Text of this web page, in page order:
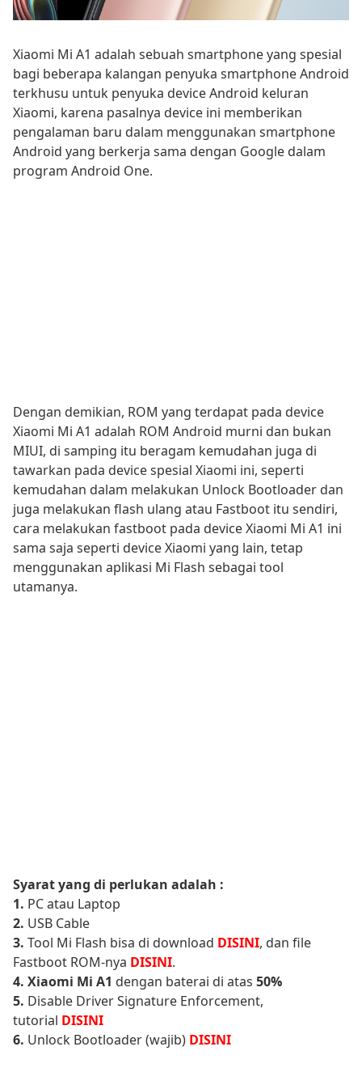
Xiaomi Mi A1 adalah sebuah smartphone yang spesial
bagi beberapa kalangan penyuka smartphone Android
terkhusu untuk penyuka device Android keluran
Xiaomi, karena pasalnya device ini memberikan
pengalaman baru dalam menggunakan smartphone
Android yang berkerja sama dengan Google dalam
program Android One.
Dengan demikian, ROM yang terdapat pada device
Xiaomi Mi A1 adalah ROM Android murni dan bukan
MIUI, di samping itu beragam kemudahan juga di
tawarkan pada device spesial Xiaomi ini, seperti
kemudahan dalam melakukan Unlock Bootloader dan
juga melakukan flash ulang atau Fastboot itu sendiri,
cara melakukan fastboot pada device Xiaomi Mi A1 ini
sama saja seperti device Xiaomi yang lain, tetap
menggunakan aplikasi Mi Flash sebagai tool
utamanya.
Syarat yang di perlukan adalah :
1. PC atau Laptop
2. USB Cable
3. Tool Mi Flash bisa di download DISINI, dan file
Fastboot ROM-nya DISINI.
4. Xiaomi Mi A1 dengan baterai di atas 50%
5. Disable Driver Signature Enforcement,
tutorial DISINI
6. Unlock Bootloader (wajib) DISINI